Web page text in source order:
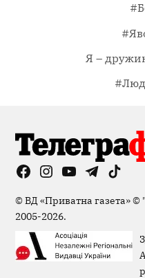
Я –
FacebookInstagram
YouTubeTelegramTikTok
©ВД «Приватна газета»©
2005-2026.